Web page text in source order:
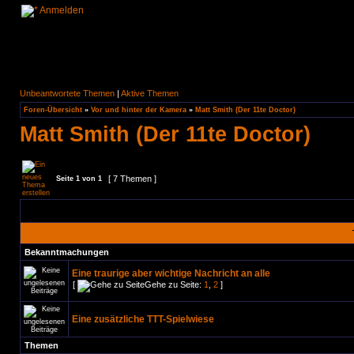
Anmelden
Unbeantwortete Themen | Aktive Themen
Foren-Übersicht » Vor und hinter der Kamera » Matt Smith (Der 11te Doctor)
Matt Smith (Der 11te Doctor)
Seite 1 von 1 [ 7 Themen ]
Bekanntmachungen
Eine traurige aber wichtige Nachricht an alle
[ Gehe zu Seite: 1 2 ]
Eine zusätzliche TTT-Spielwiese
Themen